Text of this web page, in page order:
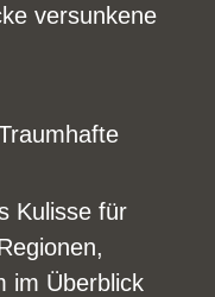
versunkene
Kulisse für
im Überblick